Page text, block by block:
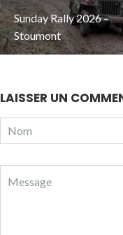
Sunday Rally 2026 –
Stoumont
LAISSER UN